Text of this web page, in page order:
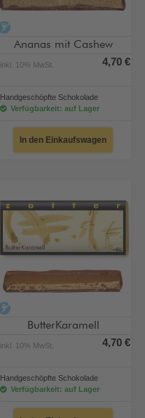
Ananas mit Cashew
inkl. 10% MwSt. 4,70 €
Handgeschöpfte Schokolade
Verfügbarkeit: auf Lager
In den Einkaufswagen
ButterKaramell
inkl. 10% MwSt. 4,70 €
Handgeschöpfte Schokolade
Verfügbarkeit: auf Lager